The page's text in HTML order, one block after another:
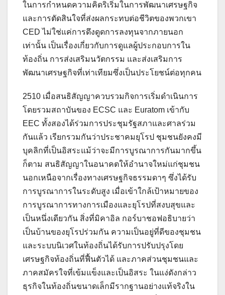
ในการกำหนดความคิดริเริ่มในการพัฒนาเศรษฐกิจ
และการตัดสินใจที่ส่งผลกระทบต่อชีวิตของพวกเขา
CED ไม่ใช่แค่การดึงดูดการลงทุนจากภายนอก
เท่านั้น เป็นเรื่องเกี่ยวกับการดูแลผู้ประกอบการใน
ท้องถิ่น การส่งเสริมนวัตกรรม และส่งเสริมการ
พัฒนาเศรษฐกิจที่เท่าเทียมซึ่งเป็นประโยชน์ต่อทุกคน
2510 เมื่อสนธิสัญญาควบรวมกิจการเริ่มดำเนินการ
โดยรวมสถาบันของ ECSC และ Euratom เข้ากับ
EEC ทั้งสองได้ร่วมการประชุมรัฐสภาและศาลร่วม
กันแล้ว เรียกรวมกันว่าประชาคมยุโรป ชุมชนยังคงมี
บุคลิกที่เป็นอิสระแม้ว่าจะมีการบูรณาการกันมากขึ้น
ก็ตาม สนธิสัญญาในอนาคตให้อำนาจใหม่แก่ชุมชน
นอกเหนือจากเรื่องทางเศรษฐกิจธรรมดาๆ ซึ่งได้รับ
การบูรณาการในระดับสูง เมื่อเข้าใกล้เป้าหมายของ
การบูรณาการทางการเมืองและยุโรปที่สงบสุขและ
เป็นหนึ่งเดียวกัน สิ่งที่มิคาอิล กอร์บาชอฟอธิบายว่า
เป็นบ้านของยุโรปร่วมกัน ความเป็นอยู่ที่ดีของชุมชน
และระบบนิเวศในท้องถิ่นได้รับการปรับปรุงโดย
เศรษฐกิจท้องถิ่นที่ฟื้นตัวได้ และภาคส่วนชุมชนและ
ภาคสมัครใจที่เข้มแข็งและเป็นอิสระ ในแง่ดังกล่าว
ธุรกิจในท้องถิ่นขนาดเล็กมีรากฐานอย่างแท้จริงใน